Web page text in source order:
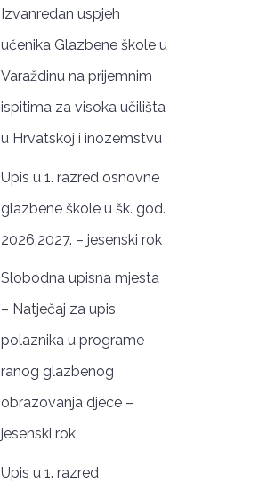
Izvanredan uspjeh
učenika Glazbene škole u
Varaždinu na prijemnim
ispitima za visoka učilišta
u Hrvatskoj i inozemstvu
Upis u 1. razred osnovne
glazbene škole u šk. god.
2026.2027. – jesenski rok
Slobodna upisna mjesta
– Natječaj za upis
polaznika u programe
ranog glazbenog
obrazovanja djece –
jesenski rok
Upis u 1. razred